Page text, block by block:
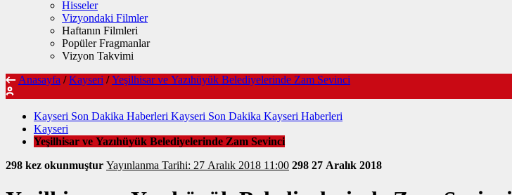
Hisseler
Vizyondaki Filmler
Haftanın Filmleri
Popüler Fragmanlar
Vizyon Takvimi
Anasayfa / Kayseri / Yeşilhisar ve Yazıhüyük Belediyelerinde Zam Sevinci
Kayseri Son Dakika Haberleri Kayseri Son Dakika Kayseri Haberleri
Kayseri
Yeşilhisar ve Yazıhüyük Belediyelerinde Zam Sevinci
298 kez okunmuştur
Yayınlanma Tarihi: 27 Aralık 2018 11:00 298 27 Aralık 2018